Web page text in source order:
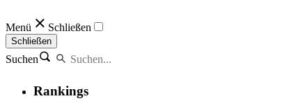
Menü Schließen
Schließen
Suchen
Rankings